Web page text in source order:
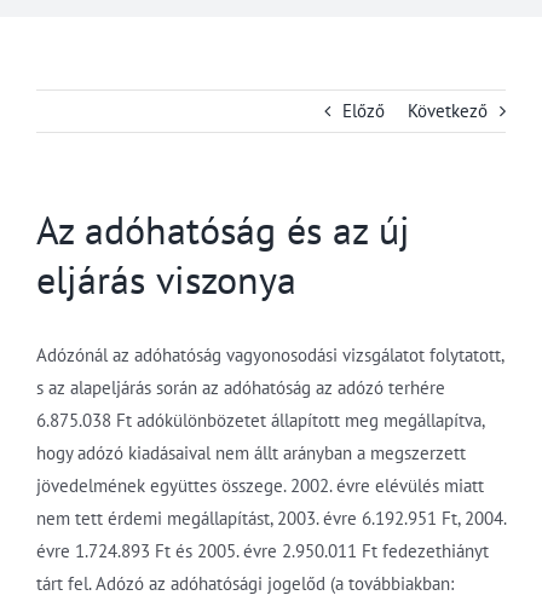
Előző Következő
Az adóhatóság és az új
eljárás viszonya
Adózónál az adóhatóság vagyonosodási vizsgálatot folytatott,
s az alapeljárás során az adóhatóság az adózó terhére
6.875.038 Ft adókülönbözetet állapított meg megállapítva,
hogy adózó kiadásaival nem állt arányban a megszerzett
jövedelmének együttes összege. 2002. évre elévülés miatt
nem tett érdemi megállapítást, 2003. évre 6.192.951 Ft, 2004.
évre 1.724.893 Ft és 2005. évre 2.950.011 Ft fedezethiányt
tárt fel. Adózó az adóhatósági jogelőd (a továbbiakban: